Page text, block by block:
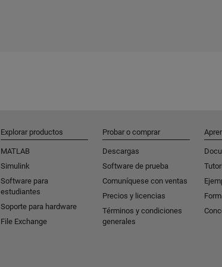
Explorar productos
MATLAB
Simulink
Software para
estudiantes
Soporte para hardware
File Exchange
Probar o comprar
Descargas
Software de prueba
Comuníquese con ventas
Precios y licencias
Términos y condiciones
generales